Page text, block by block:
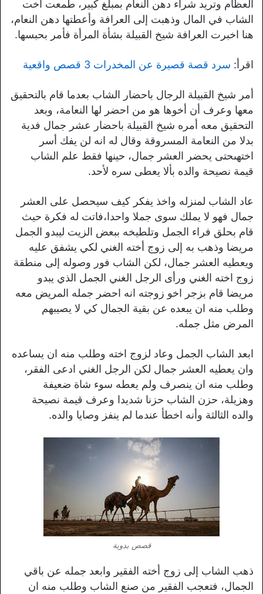
العظام وتريد شراء دهن النعام بمبلغ كبير، طمعت أخت
الشاب في المال وذهبت إلى العرافة وأعطتها دهن النعام،
هنا اخبرت العرافة شيخ القبيلة بشأة المرأة فأمر بحبسها.
اقرأ: سرد قصة قصيرة عن المخدرات 3 قصص واقعية
أمر شيخ القبيلة الرجال باحضار الشاب بعدما قام بالتحقيق
معها وعرف أن أخوها هو من احضر لها النعامة، وبعد
التحقيق معه أمره شيخ القبيلة باحضار عشر جمال فدية
بدلا من النعامة المسروقة وقال له انه لن يفك أسر
اختهىحتى يحضر العشر جمال، حينها فقط علم الشاب
قيمة نصيحة والده بألا يعطى سره لأحد.
عاد الشاب لمنزله واخذ يفكر كيف سيحصل على العشر
جمال فهو لا يملك سوى جملا واحدا،فاتت له فكرة حيث
قام بحلق فراء الجمل وتلطيخه ببعض الزيت ليبدو الجمل
مريضا وذهب به إلى زوج أخته الغني لكي يشفق عليه
ويعطيه العشر جمال، لكن الشاب فور وصوله إلى منطقة
زوج اخته الغني ورأى الرجل الغني الجمل الذي يبدو
مريضا قام بزجر اخو زوجته انه احضر جمله المريض معه
وطلب منه ان يبعده عن بقية الجمال كي لا يصيبهم
المرض مثل جمله.
ابعد الشاب الجمل وعاد لزوج اخته وطلب منه ان يساعده
وان يعطيه العشر جمال لكن الرجل الغني ادعى الفقر،
وطلب منه ان ينصرف ولم يعطه سوء شاة ضعيفة
وهزيلة، حزن الشاب حزنا شديدا وعرف قيمة نصيحة
والده الثالثة وأنه اخطأ عندما لم ينفز وصايا والده.
قصص بدوية
ذهب الشاب إلى زوج أخته الفقير وابعد جمله عن باقي
الجمال، فتعجب الفقير من صنع الشاب وطلب منه ان